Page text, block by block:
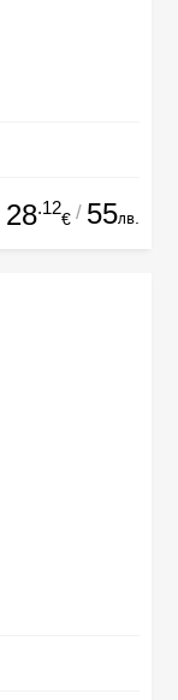
28.12
€ / 55лв.